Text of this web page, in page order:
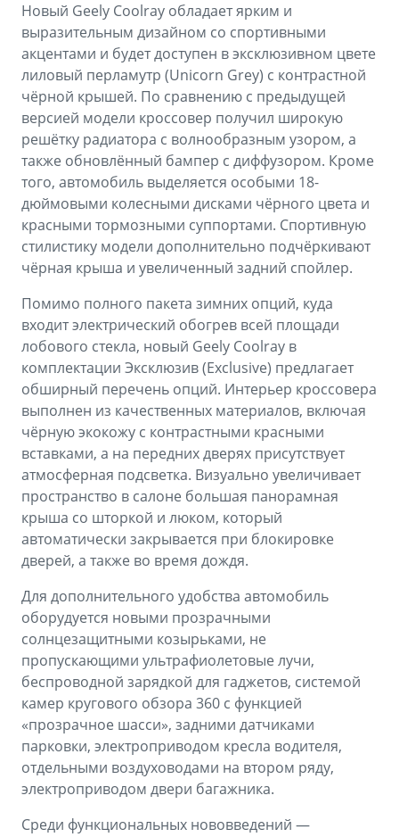
Новый Geely Coolray обладает ярким и
выразительным дизайном со спортивными
акцентами и будет доступен в эксклюзивном цвете
лиловый перламутр (Unicorn Grey) с контрастной
чёрной крышей. По сравнению с предыдущей
версией модели кроссовер получил широкую
решётку радиатора с волнообразным узором, а
также обновлённый бампер с диффузором. Кроме
того, автомобиль выделяется особыми 18-
дюймовыми колесными дисками чёрного цвета и
красными тормозными суппортами. Спортивную
стилистику модели дополнительно подчёркивают
чёрная крыша и увеличенный задний спойлер.
Помимо полного пакета зимних опций, куда
входит электрический обогрев всей площади
лобового стекла, новый Geely Coolray в
комплектации Эксклюзив (Exclusive) предлагает
обширный перечень опций. Интерьер кроссовера
выполнен из качественных материалов, включая
чёрную экокожу с контрастными красными
вставками, а на передних дверях присутствует
атмосферная подсветка. Визуально увеличивает
пространство в салоне большая панорамная
крыша со шторкой и люком, который
автоматически закрывается при блокировке
дверей, а также во время дождя.
Для дополнительного удобства автомобиль
оборудуется новыми прозрачными
солнцезащитными козырьками, не
пропускающими ультрафиолетовые лучи,
беспроводной зарядкой для гаджетов, системой
камер кругового обзора 360 с функцией
«прозрачное шасси», задними датчиками
парковки, электроприводом кресла водителя,
отдельными воздуховодами на втором ряду,
электроприводом двери багажника.
Среди функциональных нововведений —